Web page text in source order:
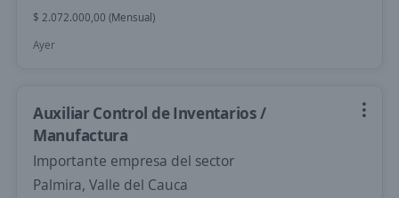
$ 2.072.000,00 (Mensual)
Ayer
Auxiliar Control de Inventarios /
Manufactura
Importante empresa del sector
Palmira, Valle del Cauca